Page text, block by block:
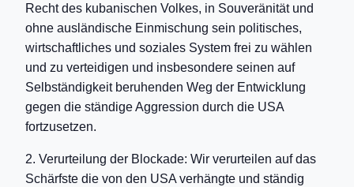
Recht des kubanischen Volkes, in Souveränität und
ohne ausländische Einmischung sein politisches,
wirtschaftliches und soziales System frei zu wählen
und zu verteidigen und insbesondere seinen auf
Selbständigkeit beruhenden Weg der Entwicklung
gegen die ständige Aggression durch die USA
fortzusetzen.
2. Verurteilung der Blockade: Wir verurteilen auf das
Schärfste die von den USA verhängte und ständig